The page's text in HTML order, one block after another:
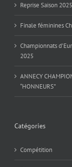
Reprise Saison
Finale féminines
Championnats
2025
ANNECY
“HONNEURS”
Catégories
Compétition